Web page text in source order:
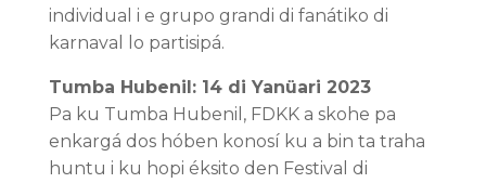
individual i e grupo grandi di fanátiko di
karnaval lo partisipá.
Tumba Hubenil: 14 di Yanüari 2023
Pa ku Tumba Hubenil, FDKK a skohe pa
enkargá dos hóben konosí ku a bin ta traha
huntu i ku hopi éksito den Festival di